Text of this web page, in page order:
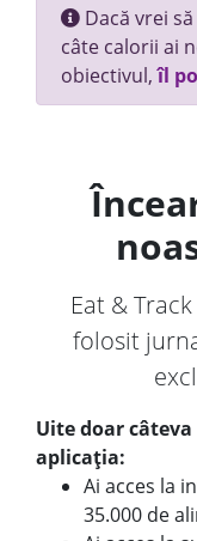
Dacă vrei
câte calorii ai
obiectivul,îl
Eat &
folosit
Uite doar
aplicația:
Ai acces la
35.000 de